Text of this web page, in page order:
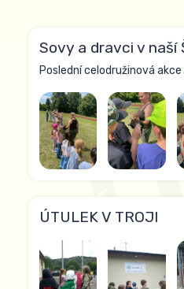
Sovy a dravci v naší
Poslední celodružinová
ÚTULEK V TROJI